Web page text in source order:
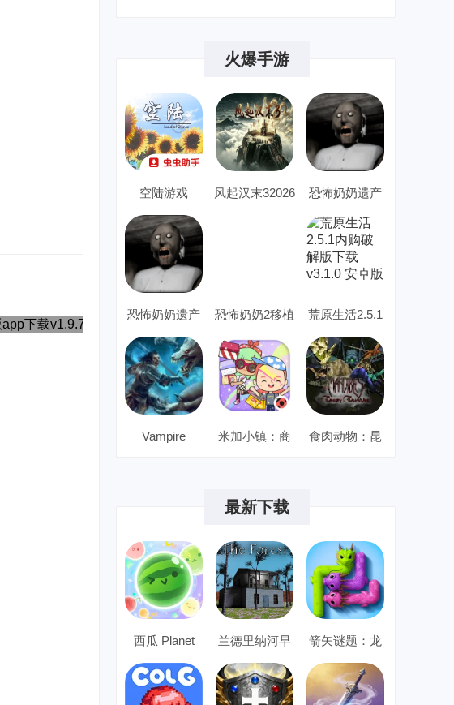
火爆手游
空陆游戏
Joiplay移植版
风起汉末32026 恐怖奶奶遗产
仿三代增强版
内置英文菜单
恐怖奶奶遗产
仿三代增强版
EXeV2
恐怖奶奶2移植
增强版最新手
机版
荒原生活2.5.1
内购破解版下
载
Vampire 米加小镇：商
新版本
食肉动物：昆
最新下载
西瓜 Planet 兰德里纳河早
晨模组
箭矢谜题：龙
之逃脱无限金